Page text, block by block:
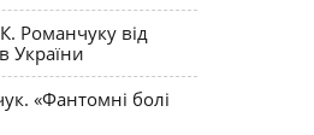
Романчуку від
України
«Фантомні болі